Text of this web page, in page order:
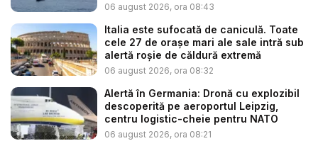
06 august 2026, ora 08:43
Italia este sufocată de caniculă. Toate
cele 27 de oraşe mari ale sale intră sub
alertă roșie de căldură extremă
06 august 2026, ora 08:32
Alertă în Germania: Dronă cu explozibil
descoperită pe aeroportul Leipzig,
centru logistic-cheie pentru NATO
06 august 2026, ora 08:21